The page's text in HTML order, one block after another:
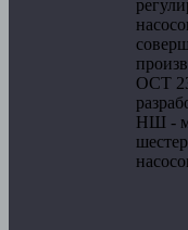
ОСТ
НШ -